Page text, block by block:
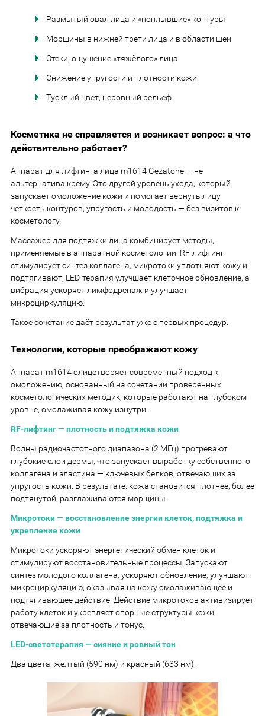
Размытый овал лица и «поплывшие» контуры
Морщины в нижней трети лица и в области шеи
Отеки, ощущение «тяжёлого» лица
Снижение упругости и плотности кожи
Тусклый цвет, неровный рельеф
Косметика не справляется и возникает вопрос: а что
действительно работает?
Аппарат для лифтинга лица m1614 Gezatone — не
альтернатива крему. Это другой уровень ухода, который
запускает омоложение кожи и помогает вернуть лицу
четкость контуров, упругость и молодость — без визитов к
косметологу.
Массажер для подтяжки лица комбинирует методы,
применяемые в аппаратной косметологии: RF-лифтинг
стимулирует синтез коллагена, микротоки уплотняют кожу и
подтягивают, LED-терапия улучшает клеточное обновление, а
вибрация ускоряет лимфодренаж и улучшает
микроциркуляцию.
Такое сочетание даёт результат уже с первых процедур.
Технологии, которые преображают кожу
Аппарат m1614 олицетворяет современный подход к
омоложению, основанный на сочетании проверенных
косметологических методик, которые работают на глубоком
уровне, омолаживая кожу изнутри.
RF-лифтинг — плотность и подтяжка кожи
Волны радиочастотного диапазона (2 МГц) прогревают
глубокие слои дермы, что запускает выработку собственного
коллагена и эластина — ключевых белков, отвечающих за
упругость кожи. В результате: кожа становится плотнее, более
подтянутой, разглаживаются морщины.
Микротоки — восстановление энергии клеток, подтяжка и
укрепление кожи
Микротоки ускоряют энергетический обмен клеток и
стимулируют восстановительные процессы. Запускают
синтез молодого коллагена, ускоряют обновление, улучшают
микроциркуляцию, оказывая на кожу омолаживающее и
подтягивающее действие. Действие микротоков активизирует
работу клеток и укрепляет опорные структуры кожи,
отвечающие за плотность и тонус.
LED-светотерапия — сияние и ровный тон
Два цвета: жёлтый (590 нм) и красный (633 нм).